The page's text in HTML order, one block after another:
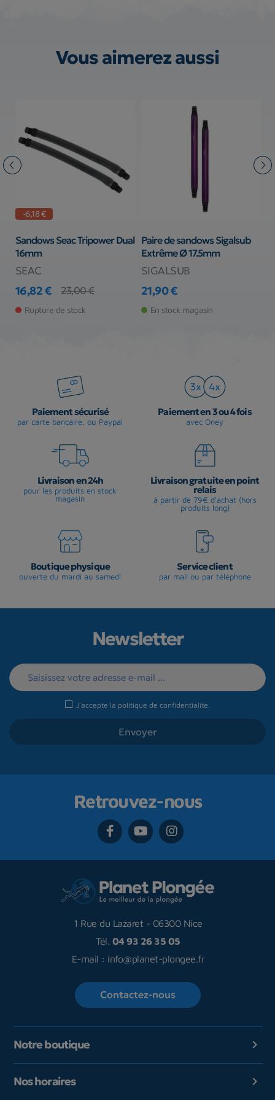
Vous aimerez aussi
-6,18 €
Sandows Seac Tripower Dual
16mm
SEAC
Prix
16,82 €
Prix de base
23,00 €
Rupture de stock
Paire de sandows Sigalsub
Extrême Ø 17.5mm
SIGALSUB
Prix
21,90 €
En stock magasin
Paiement sécurisé
par carte bancaire, ou Paypal
Paiement en 3 ou 4 fois
avec Oney
Livraison en 24h
pour les produits en stock
magasin
Livraison gratuite en point
relais
à partir de 79€ d'achat (hors
produits long)
Boutique physique
ouverte du mardi au samedi
Service client
par mail ou par téléphone
Newsletter
J'accepte la politique de confidentialité
Retrouvez-nous
1 Rue du Lazaret - 06300 Nice
Tél. 04 93 26 35 05
E-mail : info@planet-plongee.fr
Contactez-nous
Notre boutique 
Nos horaires 